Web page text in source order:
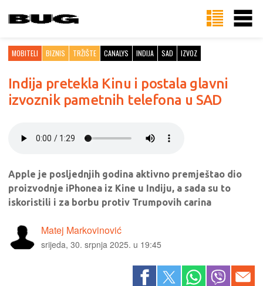
MOBITELI BIZNIS TRŽIŠTE CANALYS INDIJA SAD IZVOZ
Indija pretekla Kinu i postala glavni
izvoznik pametnih telefona u SAD
Apple je posljednjih godina aktivno premještao dio
proizvodnje iPhonea iz Kine u Indiju, a sada su to
iskoristili i za borbu protiv Trumpovih carina
Matej Markovinović
srijeda, 30. srpnja 2025. u 19:45